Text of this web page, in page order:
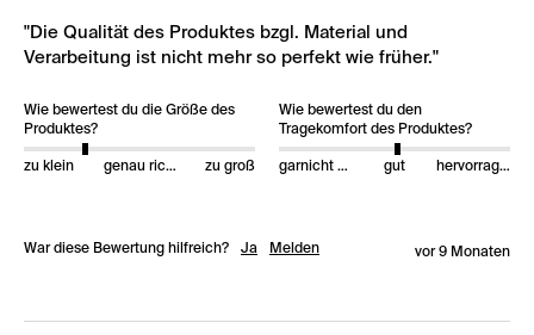
"Die Qualität des Produktes bzgl. Material und
Verarbeitung ist nicht mehr so perfekt wie früher."
Wie bewertest du die Größe des
Produktes?
zu klein genau richtig zu groß
Wie bewertest du den
Tragekomfort des Produktes?
garnicht gut gut hervorragend
War diese Bewertung hilfreich? Ja Melden vor 9 Monaten